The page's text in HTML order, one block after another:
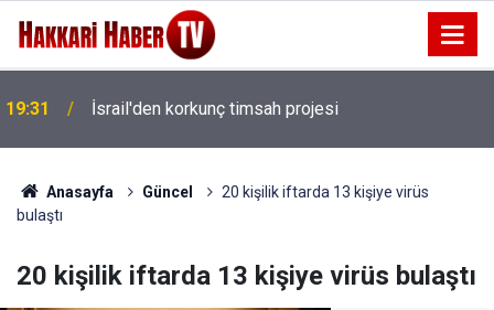
19:16
14 Ay Tutuklu Kalan Başkan Çaykara özgürlüğüne
Anasayfa Güncel
20 kişilik iftarda 13 kişiye virüs
bulaştı
20 kişilik iftarda 13 kişiye virüs bulaştı